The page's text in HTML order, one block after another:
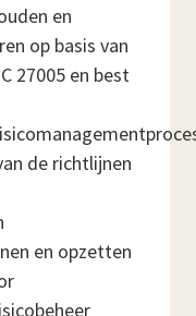
en
op basis van
27005 en best
de richtlijnen
en opzetten